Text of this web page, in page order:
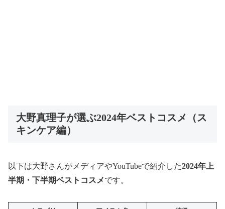
大野真理子が選ぶ2024年ベストコスメ（ス
キンケア編）
以下は大野さんがメディアやYouTubeで紹介した2024年上
半期・下半期ベストコスメです。